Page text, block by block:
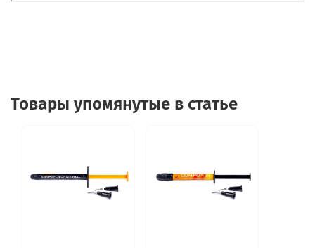
Товары упомянутые в статье